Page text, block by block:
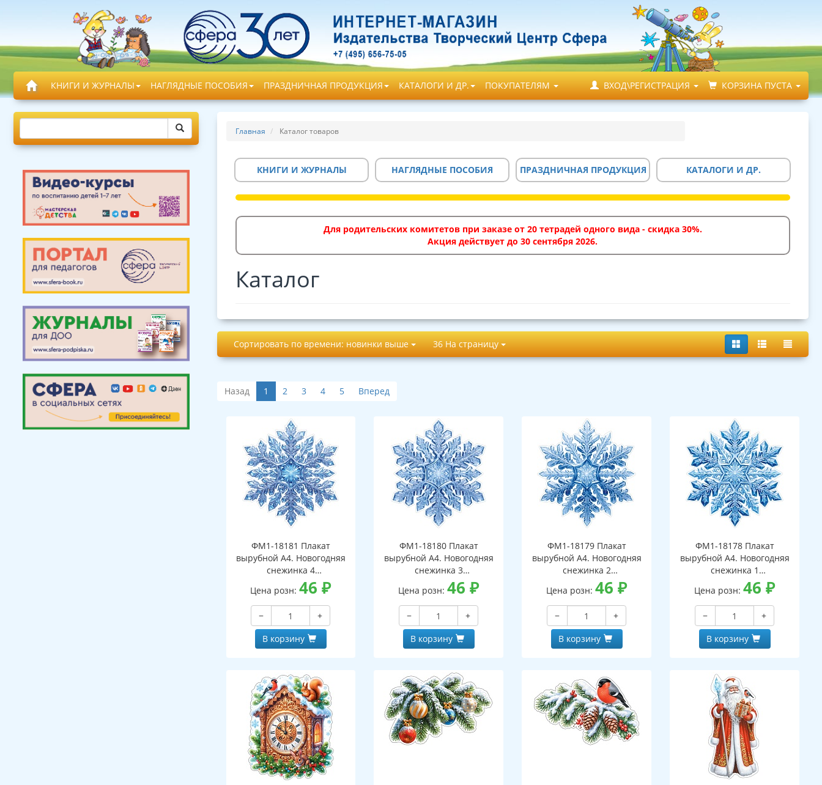
КНИГИ И ЖУРНАЛЫ НАГЛЯДНЫЕ ПОСОБИЯ ПРАЗДНИЧНАЯ ПРОДУКЦИЯ КАТАЛОГИ И ДР. ПОКУПАТЕЛЯМ ВХОД\РЕГИСТРАЦИЯ КОРЗИНА ПУСТА
Главная Каталог товаров
КНИГИ И ЖУРНАЛЫ НАГЛЯДНЫЕ ПОСОБИЯ ПРАЗДНИЧНАЯ ПРОДУКЦИЯ КАТАЛОГИ И ДР.
Для родительских комитетов при заказе от 20 тетрадей одного вида - скидка 30%.
Акция действует до 30 сентября 2026.
Каталог
Сортировать по времени: новинки выше 36 На страницу
Назад 1 2 3 4 5 Вперед
ФМ1-18181 Плакат
вырубной А4. Новогодняя
снежинка 4
(двухсторонний, ВД-лак)
Цена розн:46₽
−
+
В корзину
ФМ1-18180 Плакат
вырубной А4. Новогодняя
снежинка 3
(двухсторонний, ВД-лак)
Цена розн:46₽
−
+
В корзину
ФМ1-18179 Плакат
вырубной А4. Новогодняя
снежинка 2
(двухсторонний, ВД-лак)
Цена розн:46₽
−
+
В корзину
ФМ1-18178 Плакат
вырубной А4. Новогодняя
снежинка 1
(двухсторонний, ВД-лак)
Цена розн:46₽
−
+
В корзину